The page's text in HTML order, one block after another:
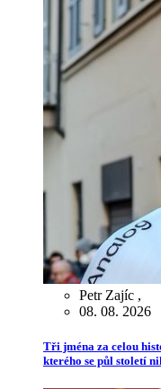
Petr Zajíc ,
08. 08. 2026
Tři jména za celou
kterého se půl století